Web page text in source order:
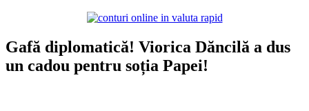
Gafă diplomatică! Viorica Dăncilă a dus
un cadou pentru soția Papei!